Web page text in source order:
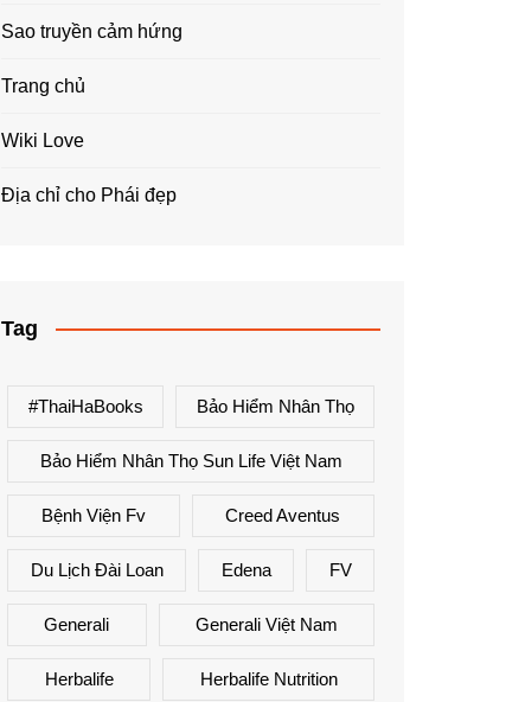
Sao truyền cảm hứng
Trang chủ
Wiki Love
Địa chỉ cho Phái đẹp
Tag
#ThaiHaBooks Bảo Hiểm Nhân Thọ
Bảo Hiểm Nhân Thọ Sun Life Việt Nam
Bệnh Viện Fv Creed Aventus
Du Lịch Đài Loan Edena FV
Generali Generali Việt Nam
Herbalife Herbalife Nutrition